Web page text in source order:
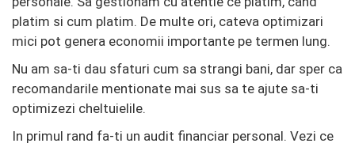
platim si cum platim. De multe ori, cateva optimizari
mici pot genera economii importante pe termen lung.
Nu am sa-ti dau sfaturi cum sa strangi bani, dar sper ca
recomandarile mentionate mai sus sa te ajute sa-ti
optimizezi cheltuielile.
In primul rand fa-ti un audit financiar personal. Vezi ce